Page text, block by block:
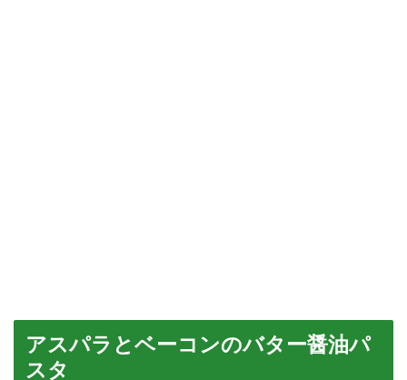
アスパラとベーコンのバター醤油パ
スタ